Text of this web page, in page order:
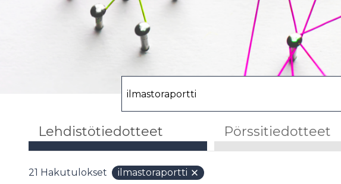
Lehdistötiedotteet Pörssitiedotteet
21 Hakutulokset ilmastoraportti